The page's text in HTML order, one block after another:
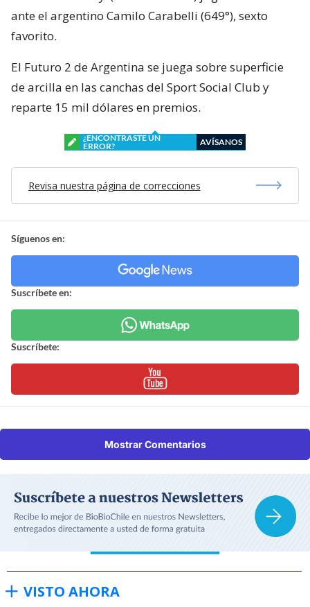
ante el argentino Camilo Carabelli (649°), sexto
favorito.
El Futuro 2 de Argentina se juega sobre superficie
de arcilla en las canchas del Sport Social Club y
reparte 15 mil dólares en premios.
¿ENCONTRASTE UN
ERROR?
AVÍSANOS
Revisa nuestra página de correcciones
Síguenos en:
Suscríbete en:
Suscríbete:
Mostrar Comentarios
VISTO AHORA